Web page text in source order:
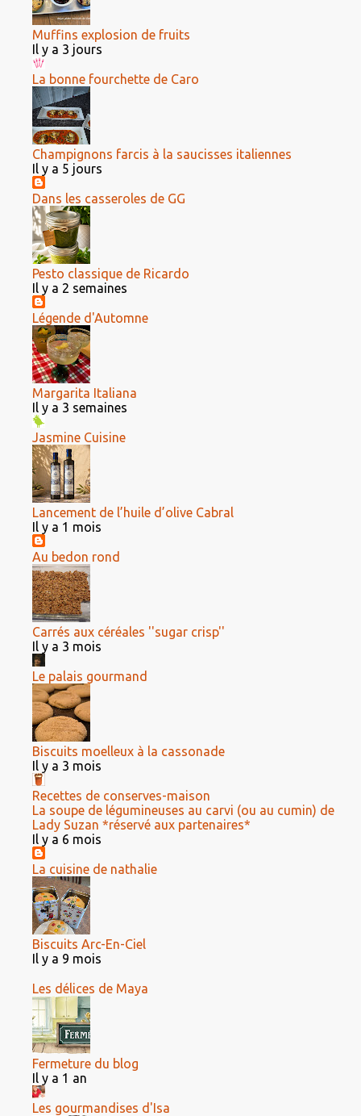
Muffins explosion de fruits
Il y a 3 jours
La bonne fourchette de Caro
Champignons farcis à la saucisses italiennes
Il y a 5 jours
Dans les casseroles de GG
Pesto classique de Ricardo
Il y a 2 semaines
Légende d'Automne
Margarita Italiana
Il y a 3 semaines
Jasmine Cuisine
Lancement de l’huile d’olive Cabral
Il y a 1 mois
Au bedon rond
Carrés aux céréales ''sugar crisp''
Il y a 3 mois
Le palais gourmand
Biscuits moelleux à la cassonade
Il y a 3 mois
Recettes de conserves-maison
La soupe de légumineuses au carvi (ou au cumin) de
Lady Suzan *réservé aux partenaires*
Il y a 6 mois
La cuisine de nathalie
Biscuits Arc-En-Ciel
Il y a 9 mois
Les délices de Maya
Fermeture du blog
Il y a 1 an
Les gourmandises d'Isa